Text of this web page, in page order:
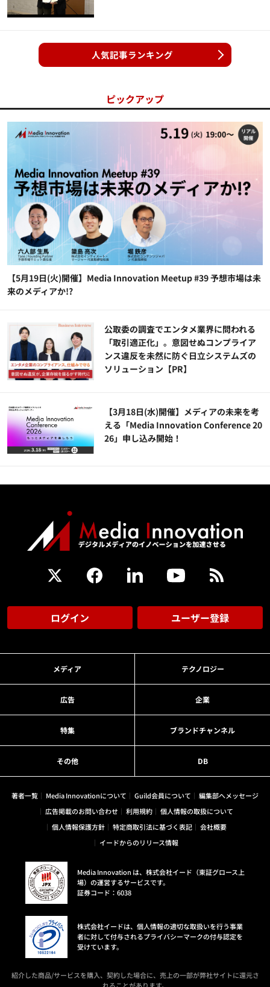
人気記事ランキング
ピックアップ
【5月19日(火)開催】Media Innovation Meetup #39 予想市場は未
来のメディアか!?
公​​取委の調査でエンタメ業界に問われる
「取引適正化」。意図せぬコンプライア
ンス違反を未然に防ぐ日立システムズの
ソリューション​【PR】
【3月18日(水)開催】メディアの未来を考
える「Media Innovation Conference 20
26」申し込み開始！
ログイン ユーザー登録
メディア テクノロジー
広告 企業
特集 ブランドチャンネル
その他 DB
著者一覧 Media Innovationについて Guild会員について
編集部へメッセージ
広告掲載のお問い合わせ
利用規約
個人情報の取扱について
個人情報保護方針
特定商取引法に基づく表記
会社概要
イードからのリリース情報
Media Innovation は、株式会社イード（東証グロース上
場）の運営するサービスです。
証券コード：6038
株式会社イードは、個人情報の適切な取扱いを行う事業
者に対して付与されるプライバシーマークの付与認定を
受けています。
紹介した商品/サービスを購入、契約した場合に、売上の一部が弊社サイトに還元さ
れることがあります。